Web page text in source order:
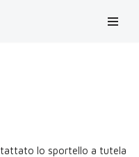
lo sportello a tutela